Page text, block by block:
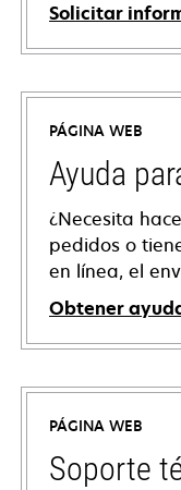
Solicitar
PÁGINA WEB
Ayuda
¿Necesita
pedidos o
en línea, el
Obtener
PÁGINA WEB
Soporte